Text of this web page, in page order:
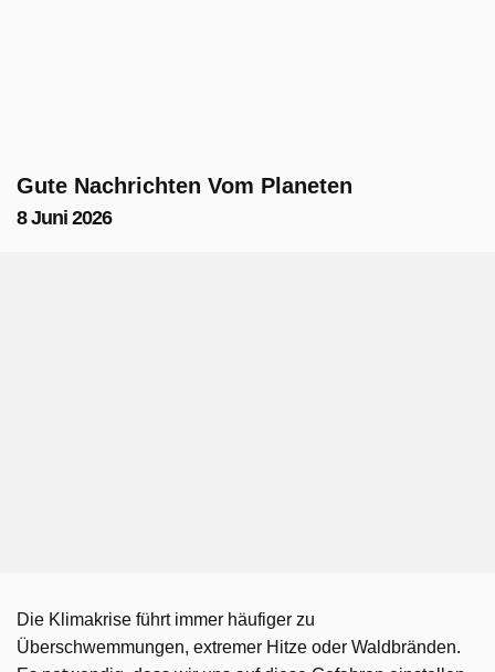
Gute Nachrichten Vom Planeten
8 Juni 2026
Die Klimakrise führt immer häufiger zu
Überschwemmungen, extremer Hitze oder Waldbränden.